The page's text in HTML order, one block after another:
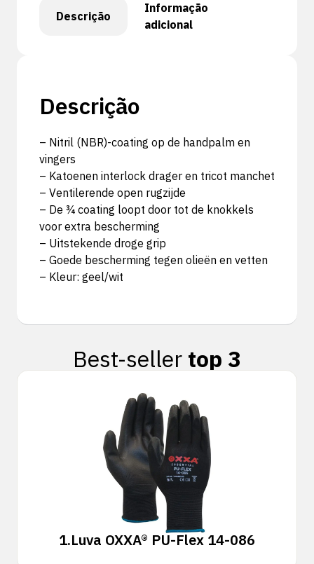
Descrição
Informação
adicional
Descrição
– Nitril (NBR)-coating op de handpalm en
vingers
– Katoenen interlock drager en tricot manchet
– Ventilerende open rugzijde
– De ¾ coating loopt door tot de knokkels
voor extra bescherming
– Uitstekende droge grip
– Goede bescherming tegen olieën en vetten
– Kleur: geel/wit
Best-seller top 3
1.Luva OXXA® PU-Flex 14-086